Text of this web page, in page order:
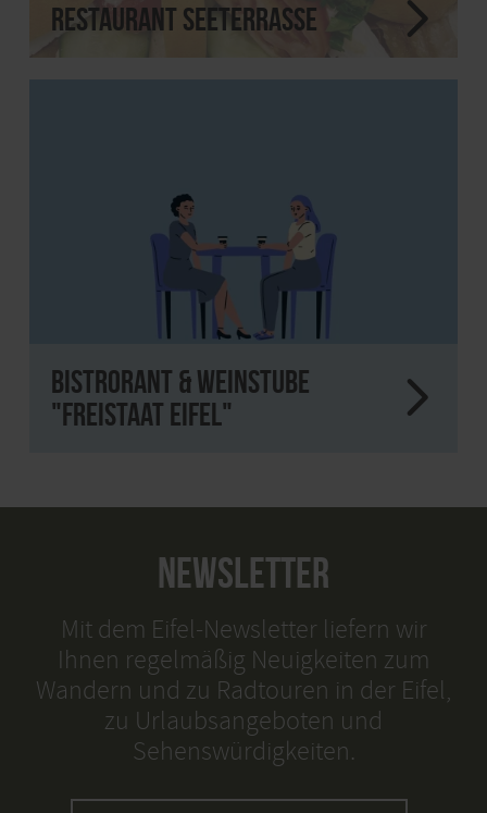
Restaurant Seeterrasse
Bistrorant & Weinstube
"Freistaat Eifel"
NEWSLETTER
Mit dem Eifel-Newsletter liefern wir
Ihnen regelmäßig Neuigkeiten zum
Wandern und zu Radtouren in der Eifel,
zu Urlaubsangeboten und
Sehenswürdigkeiten.